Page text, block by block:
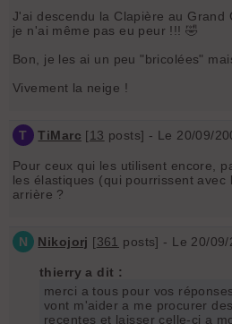
J'ai descendu la Clapière au Grand
je n'ai même pas eu peur !!! 🤣
Bon, je les ai un peu "bricolées"
Vivement la neige !
T TiMarc [13 posts] - Le 20/09/
Pour ceux qui les utilisent encore,
les élastiques (qui pourrissent avec
arrière ?
N Nikojorj [361 posts] - Le 20/09/
thierry a dit :
merci a tous pour vos
vont m'aider a me procurer
recentes et laisser celle-ci a